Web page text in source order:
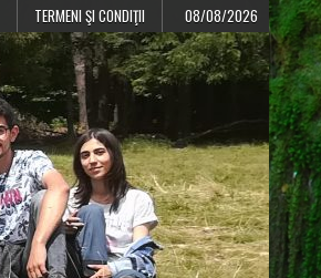
TERMENI ŞI CONDIŢII 08/08/2026